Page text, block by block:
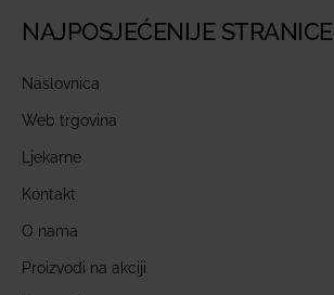
NAJPOSJEĆENIJE STRANICE
Naslovnica
Web trgovina
Ljekarne
Kontakt
O nama
Proizvodi na akciji